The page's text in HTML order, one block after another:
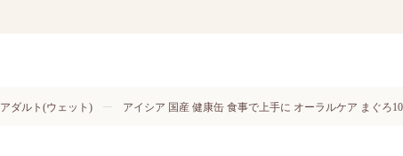
アダルト(ウェット) アイシア 国産 健康缶 食事で上手に オーラルケア まぐろ